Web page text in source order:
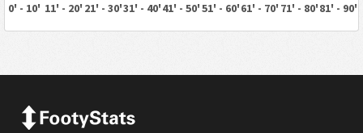
0' - 10' 11' - 20' 21' - 30'31' - 40'41' - 50'51' - 60'61' - 70' 71' - 80'81' - 90'